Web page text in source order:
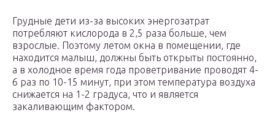
Грудные дети из-за высоких энергозатрат
потребляют кислорода в 2,5 раза больше, чем
взрослые. Поэтому летом окна в помещении, где
находится малыш, должны быть открыты постоянно,
а в холодное время года проветривание проводят 4-
6 раз по 10-15 минут, при этом температура воздуха
снижается на 1-2 градуса, что и является
закаливающим фактором.